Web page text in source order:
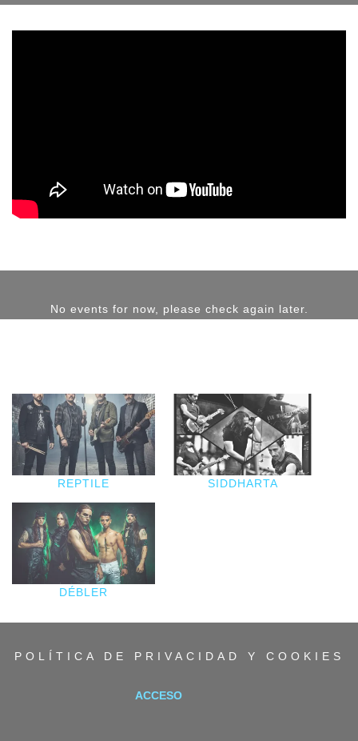
No events for now, please check again later.
REPTILE SIDDHARTA
DÉBLER
POLÍTICA DE PRIVACIDAD Y COOKIES
ACCESO